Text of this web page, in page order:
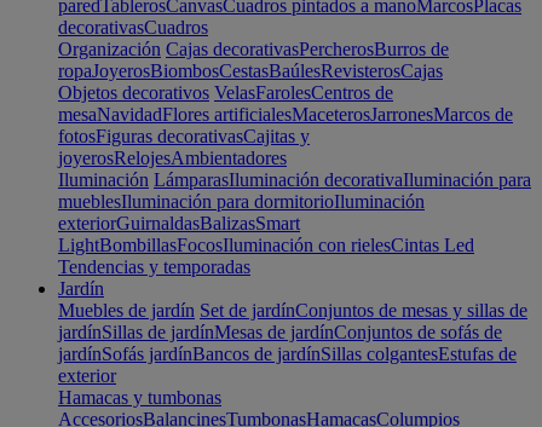
paredTablerosCanvasCuadros pintados a manoMarcosPlacas
decorativasCuadros
Organización Cajas decorativasPercherosBurros de
ropaJoyerosBiombosCestasBaúlesRevisterosCajas
Objetos decorativos VelasFarolesCentros de
mesaNavidadFlores artificialesMaceterosJarronesMarcos de
fotosFiguras decorativasCajitas y
joyerosRelojesAmbientadores
Iluminación LámparasIluminación decorativaIluminación para
mueblesIluminación para dormitorioIluminación
exteriorGuirnaldasBalizasSmart
LightBombillasFocosIluminación con rielesCintas Led
Tendencias y temporadas
Jardín
Muebles de jardín Set de jardínConjuntos de mesas y sillas de
jardínSillas de jardínMesas de jardínConjuntos de sofás de
jardínSofás jardínBancos de jardínSillas colgantesEstufas de
exterior
Hamacas y tumbonas
AccesoriosBalancinesTumbonasHamacasColumpios